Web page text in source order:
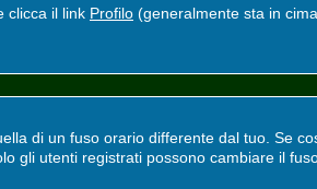
clicca il link Profilo (generalmente sta in
di un fuso orario differente dal tuo. Se
gli utenti registrati possono cambiare il